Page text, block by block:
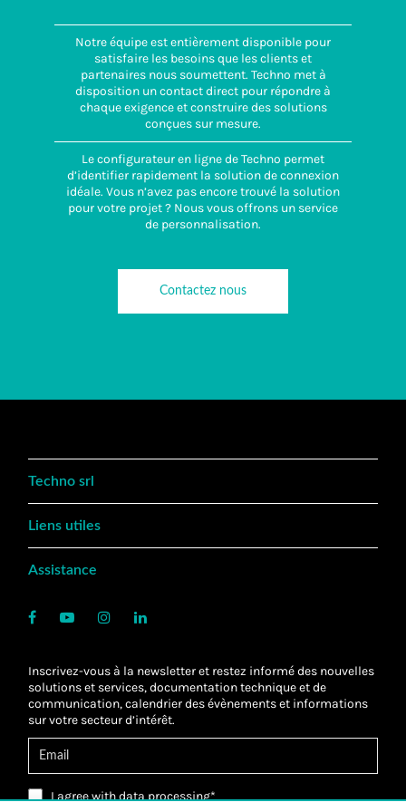
Notre équipe est entièrement disponible pour
satisfaire les besoins que les clients et
partenaires nous soumettent. Techno met à
disposition un contact direct pour répondre à
chaque exigence et construire des solutions
conçues sur mesure.
Le configurateur en ligne de Techno permet
d’identifier rapidement la solution de connexion
idéale. Vous n’avez pas encore trouvé la solution
pour votre projet ? Nous vous offrons un service
de personnalisation.
Contactez nous
Techno srl
Liens utiles
Assistance
Inscrivez-vous à la newsletter et restez informé des nouvelles
solutions et services, documentation technique et de
communication, calendrier des évènements et informations
sur votre secteur d’intérêt.
I agree withdata processing*